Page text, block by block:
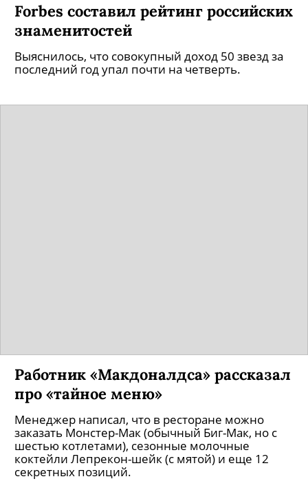
Forbes составил рейтинг российских
знаменитостей
Выяснилось, что совокупный доход 50 звезд за
последний год упал почти на четверть.
Работник «Макдоналдса» рассказал
про «тайное меню»
Менеджер написал, что в ресторане можно
заказать Монстер-Мак (обычный Биг-Мак, но с
шестью котлетами), сезонные молочные
коктейли Лепрекон-шейк (с мятой) и еще 12
секретных позиций.